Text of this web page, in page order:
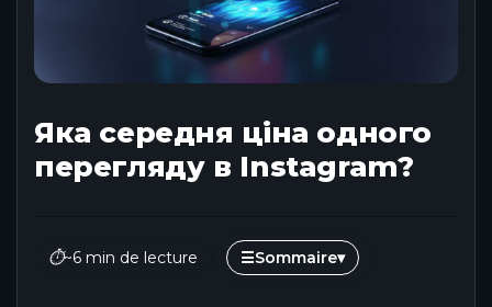
Яка середня ціна одного
перегляду в Instagram?
⏱~6 min de lecture ☰Sommaire▾